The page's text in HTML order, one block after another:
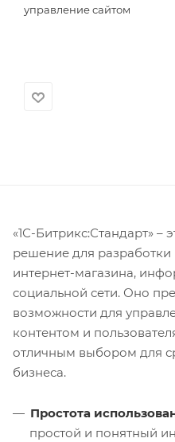
управление сайтом
«1С-Битрикс:Стандарт» –
решение для разработки
интернет-магазина,
социальной сети. Оно
возможности для
контентом и
отличным выбором для
бизнеса.
Простота
простой и понятный